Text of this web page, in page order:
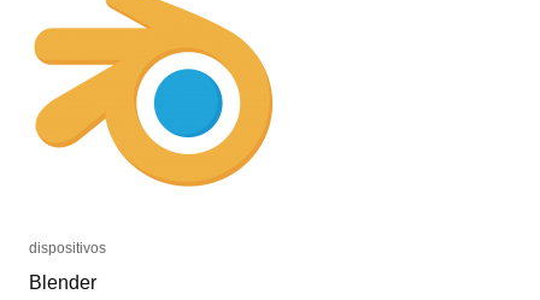
dispositivos
Blender
dispositivos
Blender